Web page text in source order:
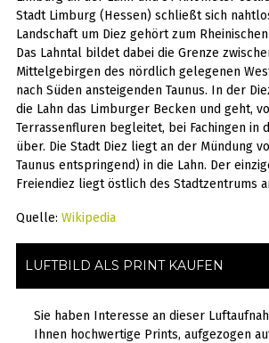
Stadt Limburg (Hessen) schließt sich
Landschaft um Diez gehört zum
Das Lahntal bildet dabei die Grenze
Mittelgebirgen des nördlich gelegenen
nach Süden ansteigenden Taunus. In der
die Lahn das Limburger Becken und geht,
Terrassenfluren begleitet, bei Fachingen in
über. Die Stadt Diez liegt an der Mündung
Taunus entspringend) in die Lahn. Der
Freiendiez liegt östlich des Stadtzentrums
Quelle: Wikipedia
LUFTBILD ALS PRINT KAUFEN
Sie haben Interesse an dieser
Ihnen hochwertige Prints, aufgezogen